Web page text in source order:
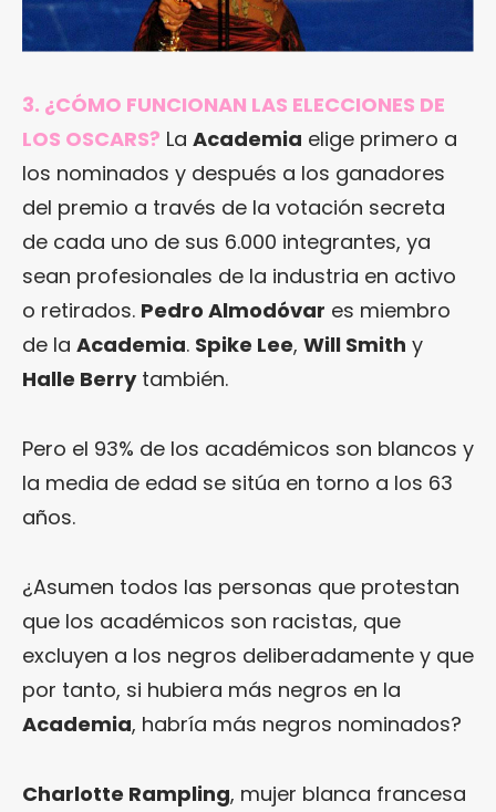
3. ¿CÓMO FUNCIONAN LAS ELECCIONES DE
LOS OSCARS? La Academia elige primero a
los nominados y después a los ganadores
del premio a través de la votación secreta
de cada uno de sus 6.000 integrantes, ya
sean profesionales de la industria en activo
o retirados. Pedro Almodóvar es miembro
de la Academia. Spike Lee, Will Smith y
Halle Berrytambién.
Pero el 93% de los académicos son blancos y
la media de edad se sitúa en torno a los 63
años.
¿Asumen todos las personas que protestan
que los académicos son racistas, que
excluyen a los negros deliberadamente y que
por tanto, si hubiera más negros en la
Academia, habría más negros nominados?
Charlotte Rampling, mujer blanca francesa